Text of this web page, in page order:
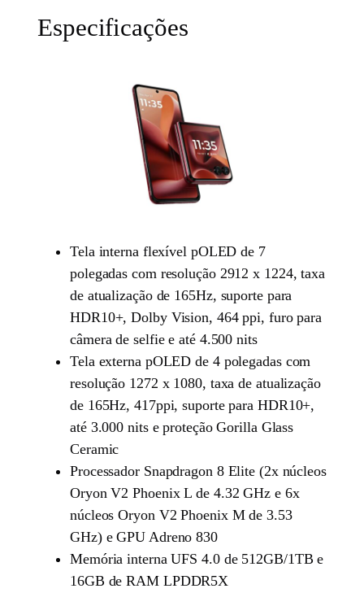
Especificações
Tela interna flexível pOLED de 7
polegadas com resolução 2912 x 1224, taxa
de atualização de 165Hz, suporte para
HDR10+, Dolby Vision, 464 ppi, furo para
câmera de selfie e até 4.500 nits
Tela externa pOLED de 4 polegadas com
resolução 1272 x 1080, taxa de atualização
de 165Hz, 417ppi, suporte para HDR10+,
até 3.000 nits e proteção Gorilla Glass
Ceramic
Processador Snapdragon 8 Elite (2x núcleos
Oryon V2 Phoenix L de 4.32 GHz e 6x
núcleos Oryon V2 Phoenix M de 3.53
GHz) e GPU Adreno 830
Memória interna UFS 4.0 de 512GB/1TB e
16GB de RAM LPDDR5X